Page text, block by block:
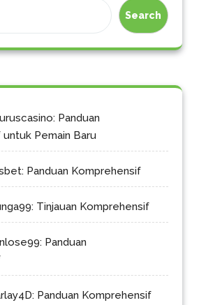
Search
Panduan
Pemain Baru
Panduan Komprehensif
Tinjauan Komprehensif
Panduan
Panduan Komprehensif